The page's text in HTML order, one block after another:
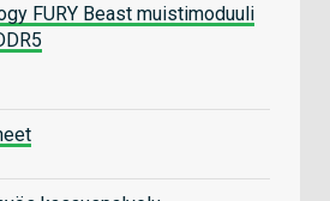
FURY Beast muistimoduuli